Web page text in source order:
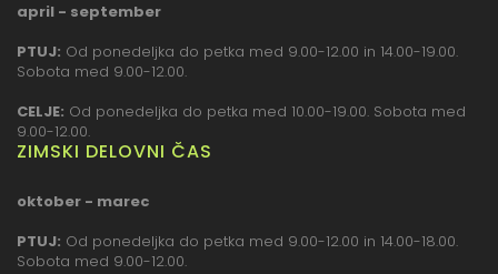
april - september
PTUJ: Od ponedeljka do petka med 9.00-12.00 in 14.00-19.00.
Sobota med 9.00-12.00.
CELJE: Od ponedeljka do petka med 10.00-19.00. Sobota med
9.00-12.00.
ZIMSKI DELOVNI ČAS
oktober - marec
PTUJ: Od ponedeljka do petka med 9.00-12.00 in 14.00-18.00.
Sobota med 9.00-12.00.